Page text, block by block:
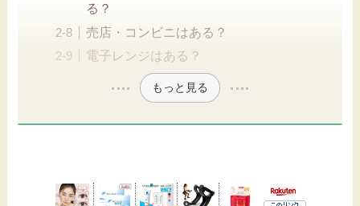
る？
売店・コンビニはある？
電子レンジはある？
もっと見る